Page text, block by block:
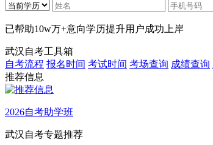
已帮助10w万+意向学历提升用户成功上岸
武汉自考工具箱
自考流程 报名时间 考试时间 考场查询 成绩查询
推荐信息
2026自考助学班
武汉自考专题推荐